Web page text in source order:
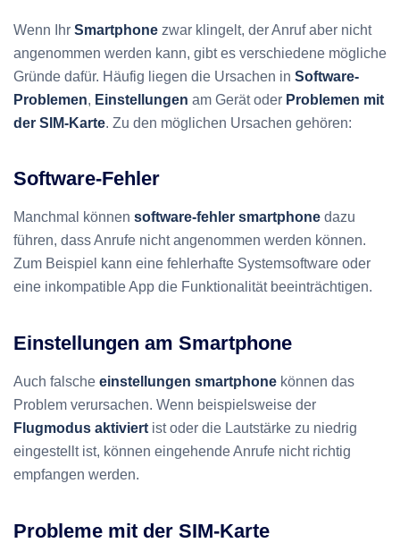
Wenn Ihr Smartphone zwar klingelt, der Anruf aber nicht
angenommen werden kann, gibt es verschiedene mögliche
Gründe dafür. Häufig liegen die Ursachen in Software-
Problemen, Einstellungen am Gerät oder Problemen mit
der SIM-Karte. Zu den möglichen Ursachen gehören:
Software-Fehler
Manchmal können software-fehler smartphone dazu
führen, dass Anrufe nicht angenommen werden können.
Zum Beispiel kann eine fehlerhafte Systemsoftware oder
eine inkompatible App die Funktionalität beeinträchtigen.
Einstellungen am Smartphone
Auch falsche einstellungen smartphone können das
Problem verursachen. Wenn beispielsweise der
Flugmodus aktiviert ist oder die Lautstärke zu niedrig
eingestellt ist, können eingehende Anrufe nicht richtig
empfangen werden.
Probleme mit der SIM-Karte